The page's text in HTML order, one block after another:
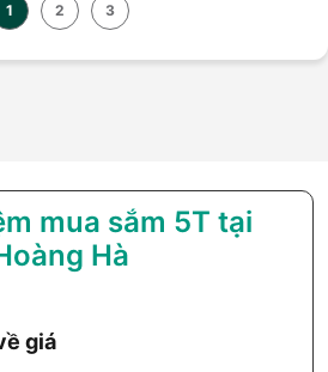
1 2 3
mua sắm 5T tại
Hà
giá